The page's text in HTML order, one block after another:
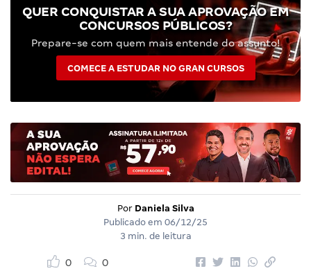
QUER CONQUISTAR A SUA APROVAÇÃO EM
CONCURSOS PÚBLICOS?
Prepare-se com quem mais entende do assunto!
COMECE A ESTUDAR NO GRAN CURSOS
Por Daniela Silva
Publicado em 06/12/25
3 min. de leitura
0 0